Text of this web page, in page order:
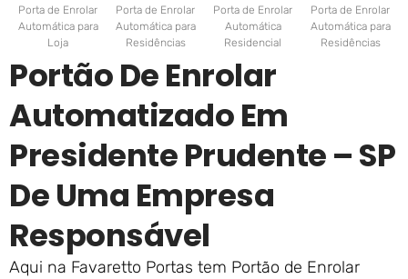
Porta de Enrolar
Automática para
Loja
Porta de Enrolar
Automática para
Residências
Porta de Enrolar
Automática
Residencial
Porta de Enrolar
Automática para
Residências
Portão De Enrolar
Automatizado Em
Presidente Prudente – SP
De Uma Empresa
Responsável
Aqui na Favaretto Portas tem Portão de Enrolar